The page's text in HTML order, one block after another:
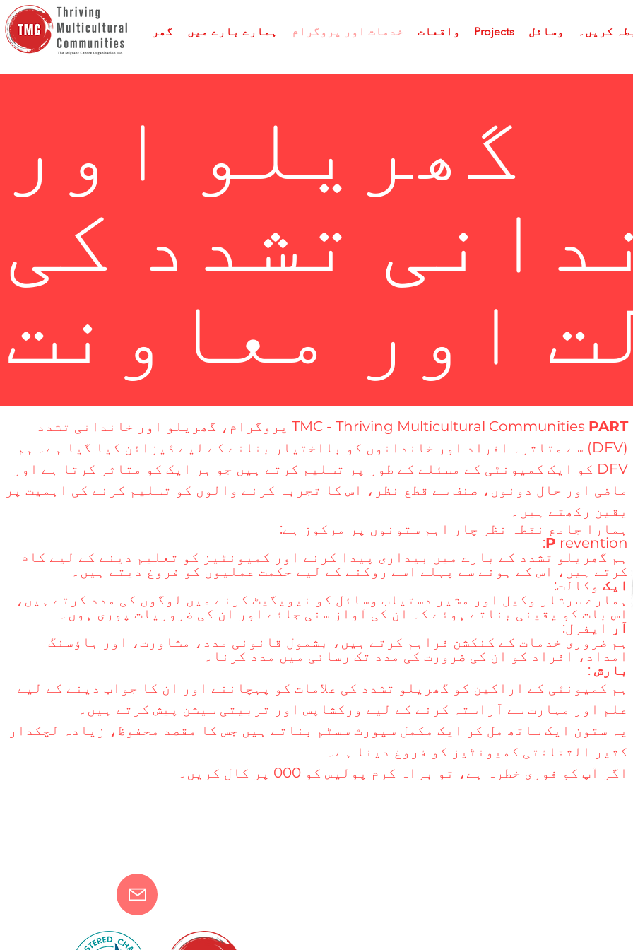
گھر ہمارے بارے میں خدمات اور پروگرام واقعات Projects وسائل کریں۔
گھریلو اور
تشدد کی
اور معاونت
TMC - Thriving Multicultural Communities PART
پروگرام، گھریلو اور خاندانی تشدد
(DFV) سے متاثرہ افراد اور خاندانوں کو بااختیار بنانے کے لیے ڈیزائن کیا گیا ہے۔ ہم
DFV کو ایک کمیونٹی کے مسئلے کے طور پر تسلیم کرتے ہیں جو ہر ایک کو متاثر کرتا ہے اور
ماضی اور حال دونوں، صنف سے قطع نظر، اس کا تجربہ کرنے والوں کو تسلیم کرنے کی اہمیت پر
یقین رکھتے ہیں۔
ہمارا جامع نقطہ نظر چار اہم ستونوں پر مرکوز ہے:
P revention:
ہم گھریلو تشدد کے بارے میں بیداری پیدا کرنے اور کمیونٹیز کو تعلیم دینے کے لیے کام
کرتے ہیں، اس کے ہونے سے پہلے اسے روکنے کے لیے حکمت عملیوں کو فروغ دیتے ہیں۔
ایک وکالت:
ہمارے سرشار وکیل اور مشیر دستیاب وسائل کو نیویگیٹ کرنے میں لوگوں کی مدد کرتے ہیں،
اس بات کو یقینی بناتے ہوئے کہ ان کی آواز سنی جائے اور ان کی ضروریات پوری ہوں۔
آر
ایفرل:
ہم ضروری خدمات کے کنکشن فراہم کرتے ہیں، بشمول قانونی مدد، مشاورت، اور ہاؤسنگ
امداد، افراد کو ان کی ضرورت کی مدد تک رسائی میں مدد کرنا۔
بارش :
ہم کمیونٹی کے اراکین کو گھریلو تشدد کی علامات کو پہچاننے اور ان کا جواب دینے کے لیے
علم اور مہارت سے آراستہ کرنے کے لیے ورکشاپس اور تربیتی سیشن پیش کرتے ہیں۔
یہ ستون ایک ساتھ مل کر ایک مکمل سپورٹ سسٹم بناتے ہیں جس کا مقصد محفوظ، زیادہ لچکدار
کثیر الثقافتی کمیونٹیز کو فروغ دینا ہے۔
اگر آپ کو فوری خطرہ ہے، تو براہ کرم پولیس کو 000 پر کال کریں۔